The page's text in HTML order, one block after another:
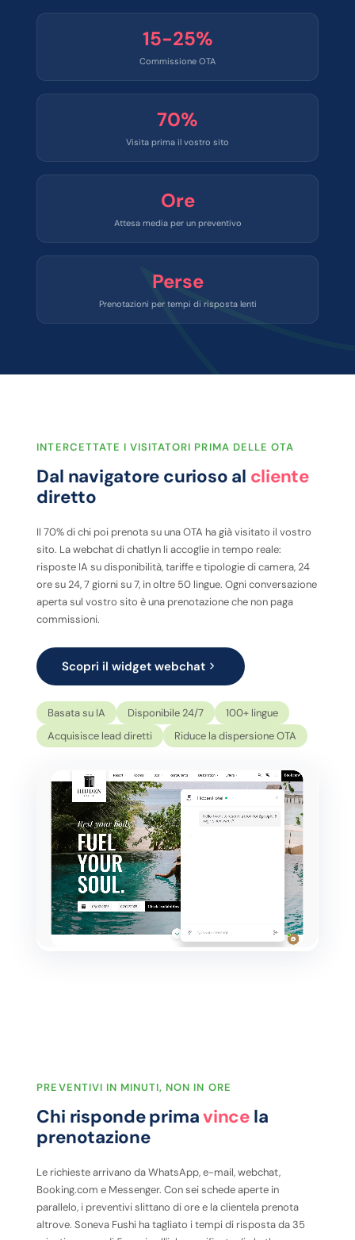
15-25%
Commissione OTA
70%
Visita prima il vostro sito
Ore
Attesa media per un preventivo
Perse
Prenotazioni per tempi di risposta lenti
INTERCETTATE I VISITATORI PRIMA DELLE OTA
Dal navigatore curioso al cliente
diretto
Il 70% di chi poi prenota su una OTA ha già visitato il vostro
sito. La webchat di chatlyn li accoglie in tempo reale:
risposte IA su disponibilità, tariffe e tipologie di camera, 24
ore su 24, 7 giorni su 7, in oltre 50 lingue. Ogni conversazione
aperta sul vostro sito è una prenotazione che non paga
commissioni.
Scopri il widget webchat
Basata su IA Disponibile 24/7
100+ lingue
Acquisisce lead diretti
Riduce la dispersione OTA
PREVENTIVI IN MINUTI, NON IN ORE
Chi risponde primavince la
prenotazione
Le richieste arrivano da WhatsApp, e-mail, webchat,
Booking.com e Messenger. Con sei schede aperte in
parallelo, i preventivi slittano di ore e la clientela prenota
altrove. Soneva Fushi ha tagliato i tempi di risposta da 35